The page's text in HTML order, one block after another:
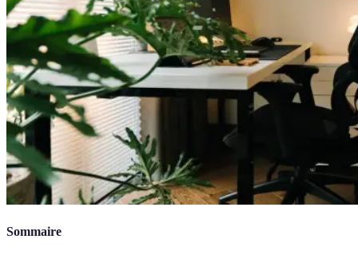
Sommaire